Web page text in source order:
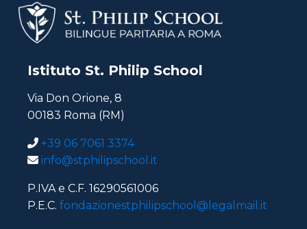
Istituto St. Philip School
Via Don Orione, 8
00183 Roma (RM)
+39 06 7061 3374
info@stphilipschool.it
P.IVA e C.F. 16290561006
P.E.C. fondazionestphilipschool@legalmail.it